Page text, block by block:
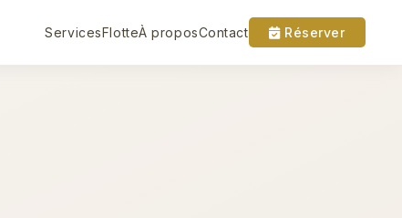
ServicesFlotteÀ proposContact Réserver